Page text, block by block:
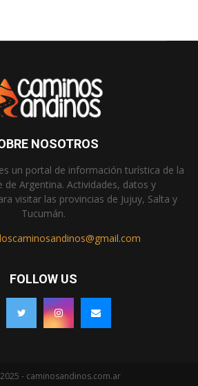
NOSOTROS
un portal de información turística de la
de Argentina. Actividades, datos y
visitar las provincias de Jujuy, Salta y
Tucumán.
loscaminosandinos@gmail.com
FOLLOW US
2025 - caminosandinos.com.ar